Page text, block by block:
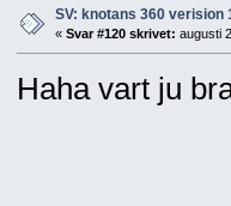
SV: knotans 360 verision
« Svar #120 skrivet: augusti
Haha vart ju